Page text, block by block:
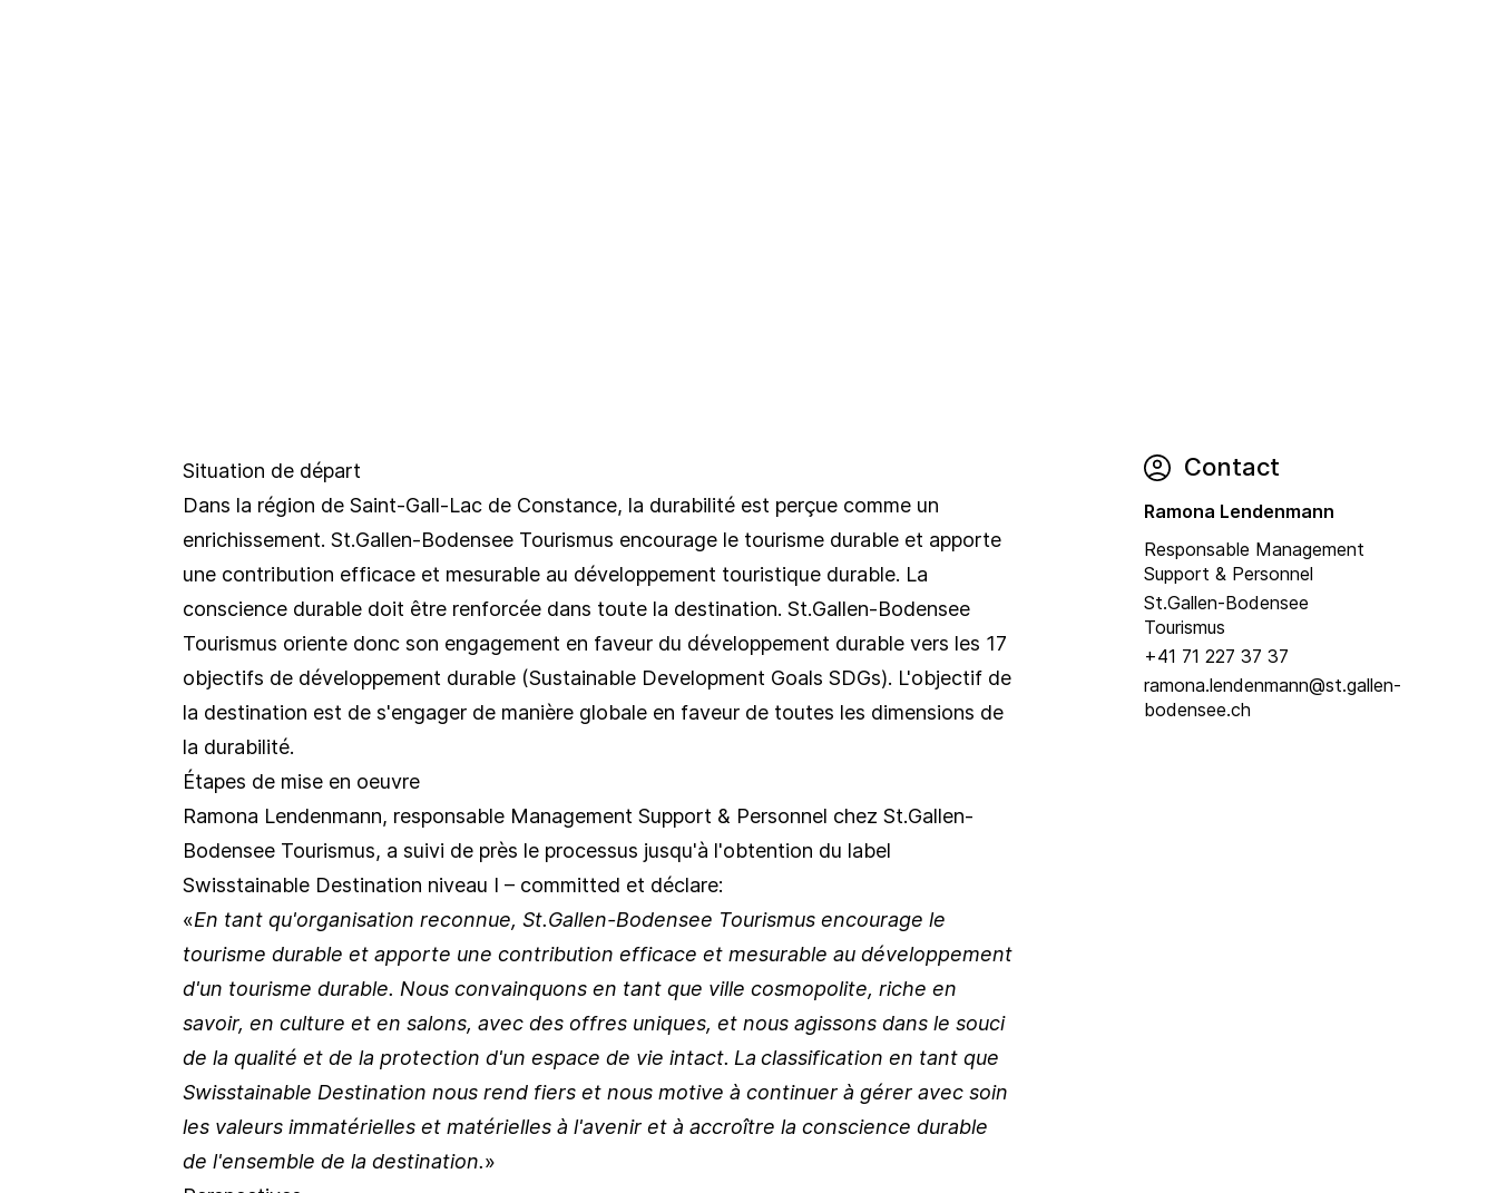
Situation de départ
Dans la région de Saint-Gall-Lac de Constance, la durabilité est perçue comme un
enrichissement. St.Gallen-Bodensee Tourismus encourage le tourisme durable et apporte
une contribution efficace et mesurable au développement touristique durable. La
conscience durable doit être renforcée dans toute la destination. St.Gallen-Bodensee
Tourismus oriente donc son engagement en faveur du développement durable vers les 17
objectifs de développement durable (Sustainable Development Goals SDGs). L'objectif de
la destination est de s'engager de manière globale en faveur de toutes les dimensions de
la durabilité.
Étapes de mise en oeuvre
Ramona Lendenmann, responsable Management Support & Personnel chez St.Gallen-
Bodensee Tourismus, a suivi de près le processus jusqu'à l'obtention du label
Swisstainable Destination niveau I – committed et déclare:
En tant qu'organisation reconnue, St.Gallen-Bodensee Tourismus encourage le
tourisme durable et apporte une contribution efficace et mesurable au développement
d'un tourisme durable. Nous convainquons en tant que ville cosmopolite, riche en
savoir, en culture et en salons, avec des offres uniques, et nous agissons dans le souci
de la qualité et de la protection d'un espace de vie intact. La classification en tant que
Swisstainable Destination nous rend fiers et nous motive à continuer à gérer avec soin
les valeurs immatérielles et matérielles à l'avenir et à accroître la conscience durable
de l'ensemble de la destination.
Contact
Ramona Lendenmann
Responsable Management
Support & Personnel
St.Gallen-Bodensee
Tourismus
+41 71 227 37 37
ramona.lendenmann@st.gallen-
bodensee.ch